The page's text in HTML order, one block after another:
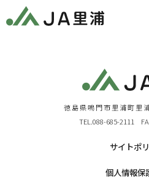
徳島県鳴門市里浦町里
TEL.088-685-2111
サイトポ
個人情報保